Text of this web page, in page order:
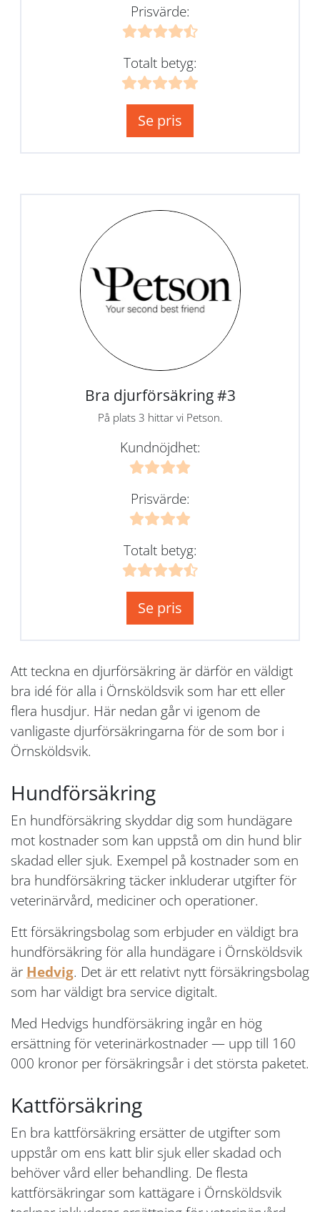
Prisvärde:
Totalt betyg:
Se pris
Bra djurförsäkring #3
På plats 3 hittar vi Petson.
Kundnöjdhet:
Prisvärde:
Totalt betyg:
Se pris
Att teckna en djurförsäkring är därför en väldigt
bra idé för alla i Örnsköldsvik som har ett eller
flera husdjur. Här nedan går vi igenom de
vanligaste djurförsäkringarna för de som bor i
Örnsköldsvik.
Hundförsäkring
En hundförsäkring skyddar dig som hundägare
mot kostnader som kan uppstå om din hund blir
skadad eller sjuk. Exempel på kostnader som en
bra hundförsäkring täcker inkluderar utgifter för
veterinärvård, mediciner och operationer.
Ett försäkringsbolag som erbjuder en väldigt bra
hundförsäkring för alla hundägare i Örnsköldsvik
är Hedvig. Det är ett relativt nytt försäkringsbolag
som har väldigt bra service digitalt.
Med Hedvigs hundförsäkring ingår en hög
ersättning för veterinärkostnader — upp till 160
000 kronor per försäkringsår i det största paketet.
Kattförsäkring
En bra kattförsäkring ersätter de utgifter som
uppstår om ens katt blir sjuk eller skadad och
behöver vård eller behandling. De flesta
kattförsäkringar som kattägare i Örnsköldsvik